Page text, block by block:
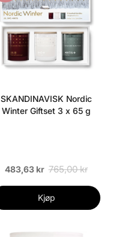
SKANDINAVISK Nordic
Winter Giftset 3 x 65 g
483,63 kr 765,00 kr
Kjøp